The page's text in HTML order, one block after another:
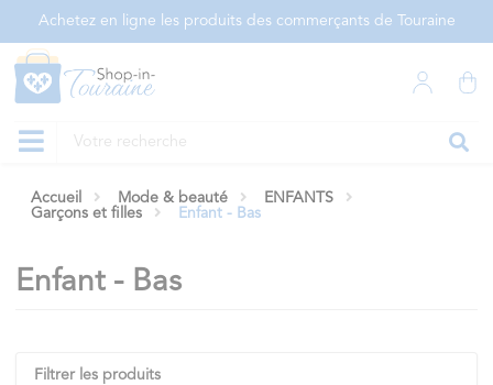
Achetez en ligne les produits des commerçants de Touraine
Accueil Mode & beauté
ENFANTS
Garçons et filles
Enfant - Bas
Enfant - Bas
Filtrer les produits
Panneau de gestion des cookies